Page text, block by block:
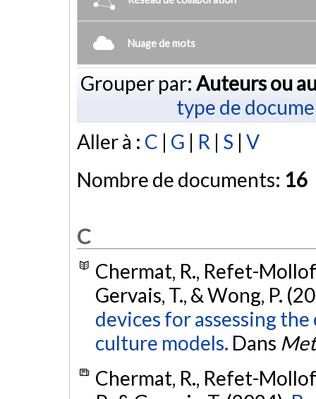
Nuage de mots
Grouper par: Auteurs ou
type de
Aller à : C | G | R | S | V
Nombre de documents: 16
C
Chermat, R., Refet-
Gervais, T., & Wong, P.
devices for assessing
culture models. Dans
Chermat, R., Refet-